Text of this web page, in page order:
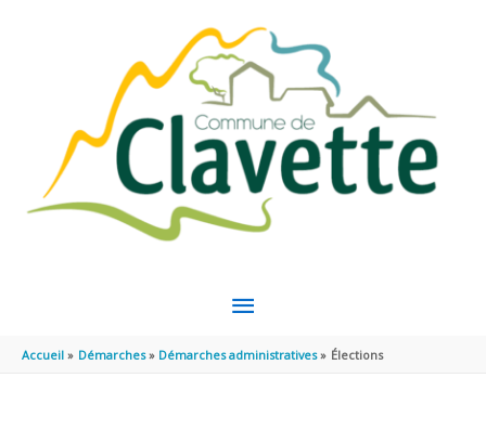
MENU
PRINCIPAL
Accueil Démarches Démarches administratives Élections